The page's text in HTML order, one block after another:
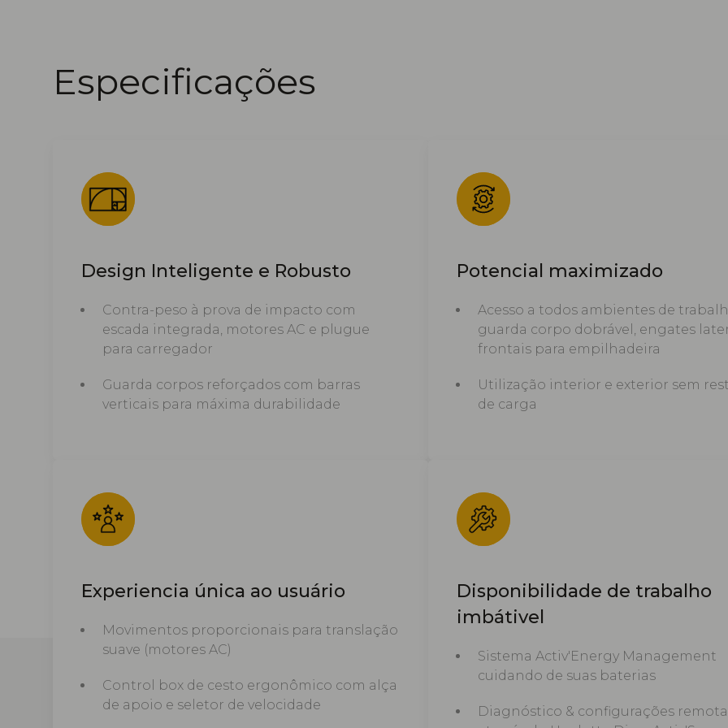
Especificações
Design Inteligente e Robusto
Contra-peso à prova de impacto com
escada integrada, motores AC e plugue
para carregador
Guarda corpos reforçados com barras
verticais para máxima durabilidade
Potencial maximizado
Acesso a todos ambientes de
guarda corpo dobrável, engates
frontais para empilhadeira
Utilização interior e exterior sem
de carga
Experiencia única ao usuário
Movimentos proporcionais para translação
suave (motores AC)
Control box de cesto ergonômico com alça
de apoio e seletor de velocidade
Disponibilidade de trabalho
imbátivel
Sistema Activ'Energy Management
cuidando de suas baterias
Diagnóstico & configurações